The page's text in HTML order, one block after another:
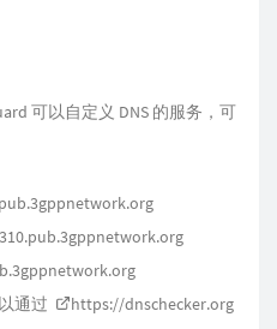
可以自定义 DNS 的服务，可
通过
https://dnschecker.org